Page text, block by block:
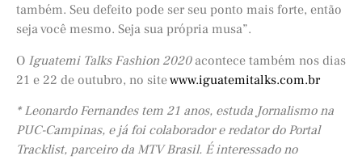
também. Seu defeito pode ser seu ponto mais forte, então
seja você mesmo. Seja sua própria musa”.
O Iguatemi Talks Fashion 2020 acontece também nos dias
21 e 22 de outubro, no sitewww.iguatemitalks.com.br
* Leonardo Fernandes tem 21 anos, estuda Jornalismo na
PUC-Campinas, e já foi colaborador e redator do Portal
Tracklist, parceiro da MTV Brasil. É interessado no